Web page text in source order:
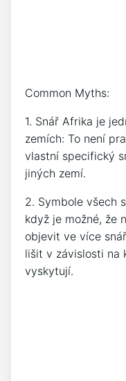
Common Myths:
1. Snář Afrika je
zemích: To není
vlastní specifický
jiných zemí.
2. Symbole všech
když je možné, že
objevit ve více
lišit v závislosti na
vyskytují.